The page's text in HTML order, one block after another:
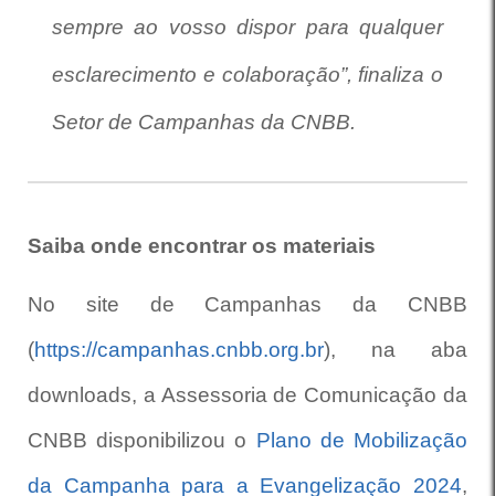
sempre ao vosso dispor para qualquer
esclarecimento e colaboração”, finaliza o
Setor de Campanhas da CNBB.
Saiba onde encontrar os materiais
No site de Campanhas da CNBB
(https://campanhas.cnbb.org.br), na aba
downloads, a Assessoria de Comunicação da
CNBB disponibilizou o Plano de Mobilização
da Campanha para a Evangelização 2024,